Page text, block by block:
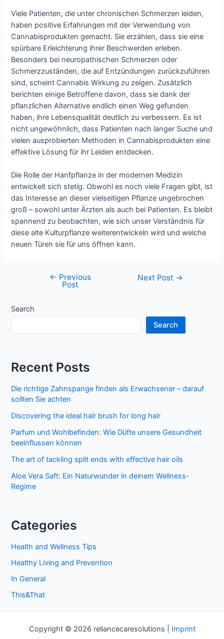
Viele Patienten, die unter chronischen Schmerzen leiden,
haben positive Erfahrungen mit der Verwendung von
Cannabisprodukten gemacht. Sie erzählen, dass sie eine
spürbare Erleichterung ihrer Beschwerden erleben.
Besonders bei neuropathischen Schmerzen oder
Schmerzzuständen, die auf Entzündungen zurückzuführen
sind, scheint Cannabis Wirkung zu zeigen. Zusätzlich
berichten einige Betroffene davon, dass sie dank der
pflanzlichen Alternative endlich einen Weg gefunden
haben, ihre Lebensqualität deutlich zu verbessern. Es ist
nicht ungewöhnlich, dass Patienten nach langer Suche und
vielen ausprobierten Methoden in Cannabisprodukten eine
effektive Lösung für ihr Leiden entdecken.
Die Rolle der Hanfpflanze in der modernen Medizin
entwickelt sich stetig. Obwohl es noch viele Fragen gibt, ist
das Interesse an dieser vielseitigen Pflanze ungebrochen
groß – sowohl unter Ärzten als auch bei Patienten. Es bleibt
spannend zu beobachten, wie sich unser Verständnis für
diese alte Kulturpflanze weiterentwickeln wird und welche
neuen Türen sie für uns öffnen kann.
navigation
← Previous
Post
Next Post →
Search
Search
Recent Posts
Die richtige Zahnspange finden als Erwachsener – darauf
sollten Sie achten
Discovering the ideal hair brush for long hair
Parfum und Wohlbefinden: Wie Düfte unsere Gesundheit
beeinflussen können
The art of tackling split ends with effective hair oils
Aloe Vera Saft: Ein Naturwunder in deinem Wellness-
Regime
Categories
Health and Wellness Tips
Healthy Living and Prevention
In General
This&That
Copyright © 2026 reliancecaresolutions | Imprint